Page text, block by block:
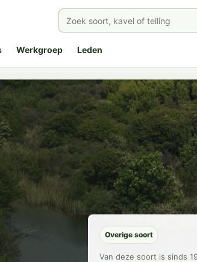
Werkgroep Leden
Overige soort
Van deze soort is sinds